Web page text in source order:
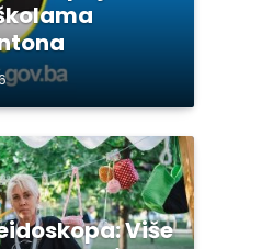
Više